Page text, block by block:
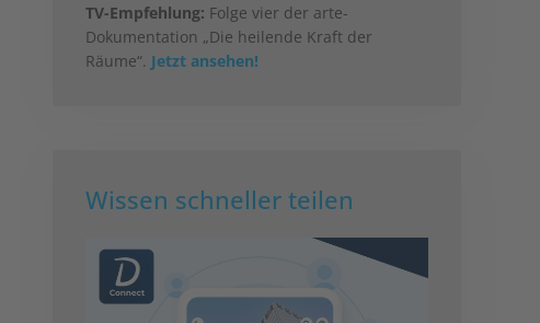
TV-Empfehlung: Folge vier der arte-
Dokumentation „Die heilende Kraft der
Räume“. Jetzt ansehen!
Wissen schneller teilen